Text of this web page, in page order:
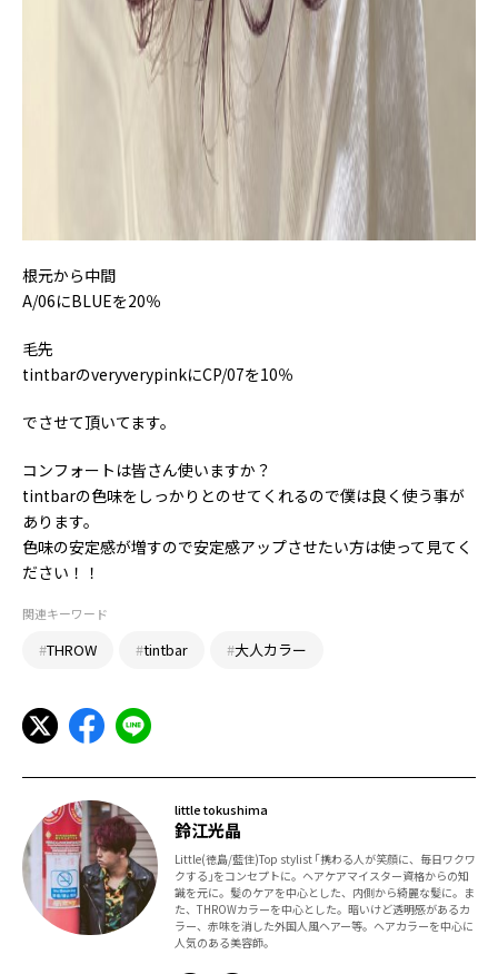
根元から中間
A/06にBLUEを20％
毛先
tintbarのveryverypinkにCP/07を10％
でさせて頂いてます。
コンフォートは皆さん使いますか？
tintbarの色味をしっかりとのせてくれるので僕は良く使う事が
あります。
色味の安定感が増すので安定感アップさせたい方は使って見てく
ださい！！
関連キーワード
#THROW #tintbar #大人カラー
little tokushima
鈴江光晶
Little(徳島/藍住)Top stylist ｢携わる人が笑顔に、毎日ワクワ
クする｣をコンセプトに。ヘアケアマイスター資格からの知
識を元に。髪のケアを中心とした、内側から綺麗な髪に。ま
た、THROWカラーを中心とした。暗いけど透明感があるカ
ラー、赤味を消した外国人風ヘアー等。ヘアカラーを中心に
人気のある美容師。